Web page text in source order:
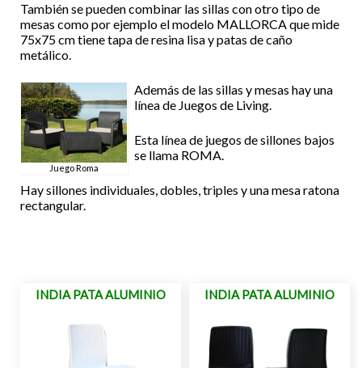
También se pueden combinar las sillas con otro tipo de
mesas como por ejemplo el modelo MALLORCA que mide
75x75 cm tiene tapa de resina lisa y patas de caño
metálico.
Juego Roma
Además de las sillas y mesas hay una
línea de Juegos de Living.
Esta línea de juegos de sillones bajos
se llama ROMA.
Hay sillones individuales, dobles, triples y una mesa ratona
rectangular.
INDIA PATA ALUMINIO INDIA PATA ALUMINIO